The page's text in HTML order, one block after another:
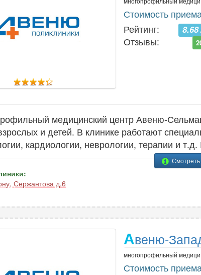
Стоимость
Рейтинг:
8.68
Отзывы:
медицинский центр Авеню-
и детей. В клинике работают
кардиологии, неврологии, терапии и
, Сержантова д.6
Авеню-
многопрофильный
Стоимость